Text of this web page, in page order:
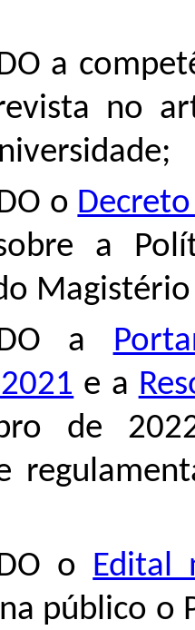
a
no
o
a
Magistério
a
e a
de
o Edital
público o